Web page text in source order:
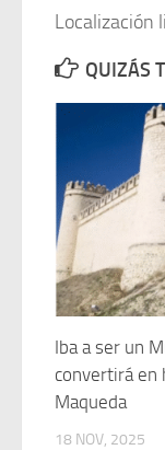
QUIZÁS
Iba a ser un
convertirá en
Maqueda
18 NOV, 2025